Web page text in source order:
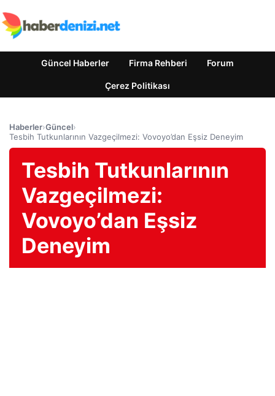
Güncel Haberler Firma Rehberi Forum
Çerez Politikası
Haberler›Güncel›
Tesbih Tutkunlarının Vazgeçilmezi: Vovoyo’dan Eşsiz Deneyim
Tesbih Tutkunlarının
Vazgeçilmezi:
Vovoyo’dan Eşsiz
Deneyim